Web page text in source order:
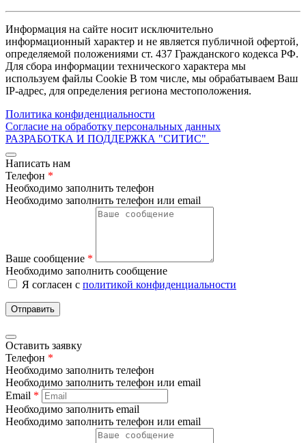
Информация на сайте носит исключительно
информационный характер и не является публичной офертой,
определяемой положениями ст. 437 Гражданского кодекса РФ.
Для сбора информации технического характера мы
используем файлы Cookie В том числе, мы обрабатываем Ваш
IP-адрес, для определения региона местоположения.
Политика конфиденциальности
Согласие на обработку персональных данных
РАЗРАБОТКА И ПОДДЕРЖКА "СИТИС"
Написать нам
Телефон *
Необходимо заполнить телефон
Необходимо заполнить телефон или email
Ваше сообщение *
Необходимо заполнить сообщение
Я согласен с политикой конфиденциальности
Отправить
Оставить заявку
Телефон *
Необходимо заполнить телефон
Необходимо заполнить телефон или email
Email *
Необходимо заполнить email
Необходимо заполнить телефон или email